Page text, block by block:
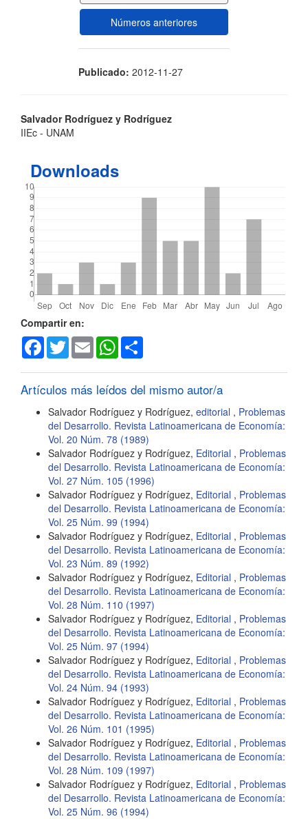
Números anteriores
Publicado: 2012-11-27
Contenido
del
artículo
Salvador Rodríguez y Rodríguez
IIEc - UNAM
Downloads
Detalles
del
artículo
Compartir en:
Facebook
TwitterEmail WhatsApp
Artículos más leídos del mismo autor/a
Salvador Rodríguez y Rodríguez, editorial , Problemas
del Desarrollo. Revista Latinoamericana de Economía:
Vol. 20 Núm. 78 (1989)
Salvador Rodríguez y Rodríguez, Editorial , Problemas
del Desarrollo. Revista Latinoamericana de Economía:
Vol. 27 Núm. 105 (1996)
Salvador Rodríguez y Rodríguez, Editorial , Problemas
del Desarrollo. Revista Latinoamericana de Economía:
Vol. 25 Núm. 99 (1994)
Salvador Rodríguez y Rodríguez, Editorial , Problemas
del Desarrollo. Revista Latinoamericana de Economía:
Vol. 23 Núm. 89 (1992)
Salvador Rodríguez y Rodríguez, Editorial , Problemas
del Desarrollo. Revista Latinoamericana de Economía:
Vol. 28 Núm. 110 (1997)
Salvador Rodríguez y Rodríguez, Editorial , Problemas
del Desarrollo. Revista Latinoamericana de Economía:
Vol. 25 Núm. 97 (1994)
Salvador Rodríguez y Rodríguez, Editorial , Problemas
del Desarrollo. Revista Latinoamericana de Economía:
Vol. 24 Núm. 94 (1993)
Salvador Rodríguez y Rodríguez, Editorial , Problemas
del Desarrollo. Revista Latinoamericana de Economía:
Vol. 26 Núm. 101 (1995)
Salvador Rodríguez y Rodríguez, Editorial , Problemas
del Desarrollo. Revista Latinoamericana de Economía:
Vol. 28 Núm. 109 (1997)
Salvador Rodríguez y Rodríguez, Editorial , Problemas
del Desarrollo. Revista Latinoamericana de Economía:
Vol. 25 Núm. 96 (1994)